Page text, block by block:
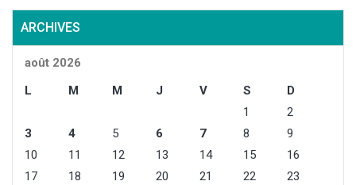
ARCHIVES
août 2026
L
M M J V S
D
1
2
3
4 5 6 7 8
9
10
11 12 13 14 15
16
17
18 19 20 21 22
23